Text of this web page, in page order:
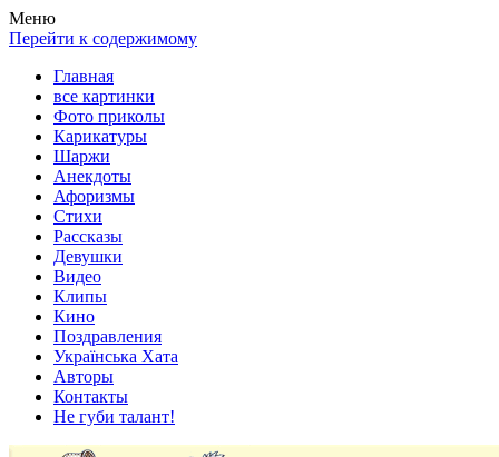
Весела хата — прикольные картинки, смешные истории,
клипы!
Покажем всем ваши фото приколы, карикатуры, шаржи, стихи,
рассказы, видео и песни!
Меню
Перейти к содержимому
Главная
все картинки
Фото приколы
Карикатуры
Шаржи
Анекдоты
Афоризмы
Стихи
Рассказы
Девушки
Видео
Клипы
Кино
Поздравления
Українська Хата
Авторы
Контакты
Не губи талант!